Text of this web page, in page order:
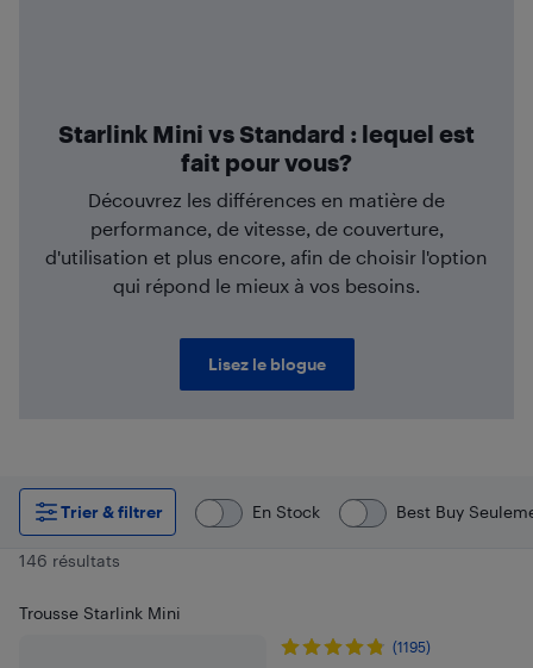
Starlink Mini vs Standard : lequel est
fait pour vous?
Découvrez les différences en matière de
performance, de vitesse, de couverture,
d'utilisation et plus encore, afin de choisir l'option
qui répond le mieux à vos besoins.
Lisez le blogue
Trier & filtrer En Stock Best Buy
146 résultats
Trousse Starlink Mini
(1195)